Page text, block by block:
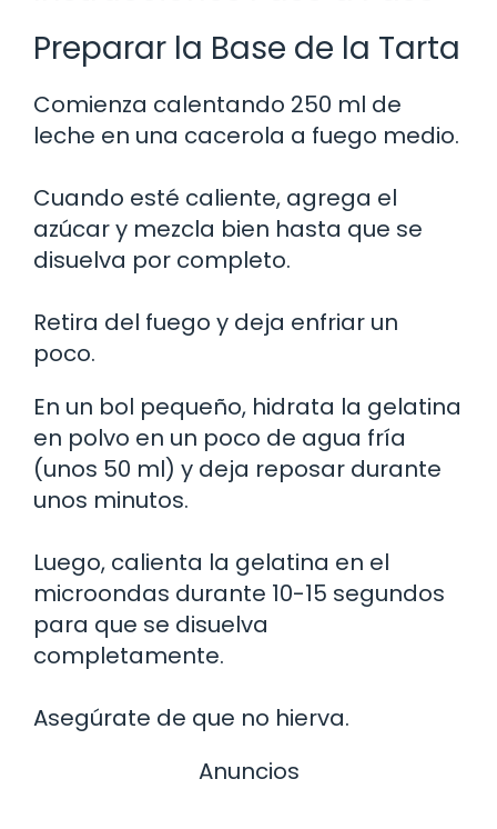
Preparar la Base de la Tarta
Comienza calentando 250 ml de
leche en una cacerola a fuego medio.
Cuando esté caliente, agrega el
azúcar y mezcla bien hasta que se
disuelva por completo.
Retira del fuego y deja enfriar un
poco.
En un bol pequeño, hidrata la gelatina
en polvo en un poco de agua fría
(unos 50 ml) y deja reposar durante
unos minutos.
Luego, calienta la gelatina en el
microondas durante 10-15 segundos
para que se disuelva
completamente.
Asegúrate de que no hierva.
Anuncios